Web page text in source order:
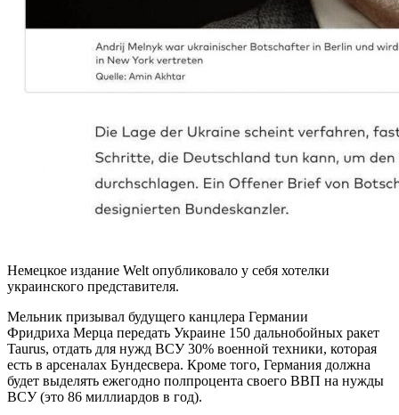
Немецкое издание Welt опубликовало у себя хотелки
украинского представителя.
Мельник призывал будущего канцлера Германии
Фридриха Мерца передать Украине 150 дальнобойных ракет
Taurus, отдать для нужд ВСУ 30% военной техники, которая
есть в арсеналах Бундесвера. Кроме того, Германия должна
будет выделять ежегодно полпроцента своего ВВП на нужды
ВСУ (это 86 миллиардов в год).